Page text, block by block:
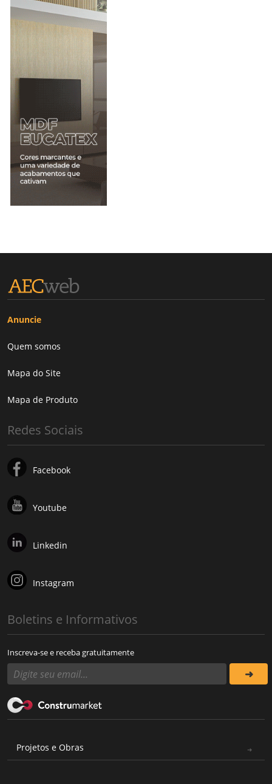
Anuncie
Quem somos
Mapa do Site
Mapa de Produto
Redes Sociais
Facebook
Youtube
Linkedin
Instagram
Boletins e Informativos
Inscreva-se e receba gratuitamente
Projetos e Obras